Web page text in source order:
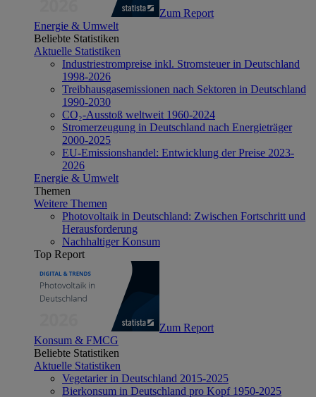
Zum Report
Energie & Umwelt
Beliebte Statistiken
Aktuelle Statistiken
Industriestrompreise inkl. Stromsteuer in Deutschland
1998-2026
Treibhausgasemissionen nach Sektoren in Deutschland
1990-2030
CO₂-Ausstoß weltweit 1960-2024
Stromerzeugung in Deutschland nach Energieträger
2000-2025
EU-Emissionshandel: Entwicklung der Preise 2023-
2026
Energie & Umwelt
Themen
Weitere Themen
Photovoltaik in Deutschland: Zwischen Fortschritt und
Herausforderung
Nachhaltiger Konsum
Top Report
Zum Report
Konsum & FMCG
Beliebte Statistiken
Aktuelle Statistiken
Vegetarier in Deutschland 2015-2025
Bierkonsum in Deutschland pro Kopf 1950-2025